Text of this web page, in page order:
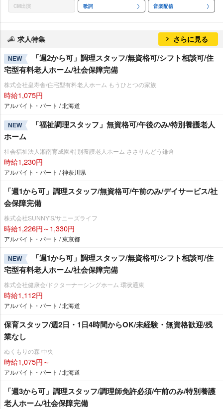
CM出演 歌詞 音楽配信
求人特集 さらに見る
NEW
「週2から可」調理スタッフ/無資格可/シフト相談可/住
宅型有料老人ホーム/社会保障完備
株式会社皇寿舎/住宅型有料老人ホーム もうひとつの家族
時給1,075円
アルバイト・パート / 北海道
NEW
「福祉調理スタッフ」無資格可/午後のみ/特別養護老人
ホーム
社会福祉法人湘南育成園/特別養護老人ホーム ささりんどう鎌倉
時給1,230円
アルバイト・パート / 神奈川県
「週1から可」調理スタッフ/無資格可/午前のみ/デイサービス/社
会保障完備
株式会社SUNNY'S/サニーズライフ
時給1,226円～1,330円
アルバイト・パート / 東京都
NEW
「週1から可」調理スタッフ/無資格可/シフト相談可/住
宅型有料老人ホーム/社会保障完備
株式会社健康会/ドクターナーシングホーム 環状通東
時給1,112円
アルバイト・パート / 北海道
保育スタッフ/週2日・1日4時間からOK/未経験・無資格歓迎/残
業なし
ぬくもりの森 中央
時給1,075円～
アルバイト・パート / 北海道
「週3から可」調理スタッフ/調理師免許必須/午前のみ/特別養護
老人ホーム/社会保障完備